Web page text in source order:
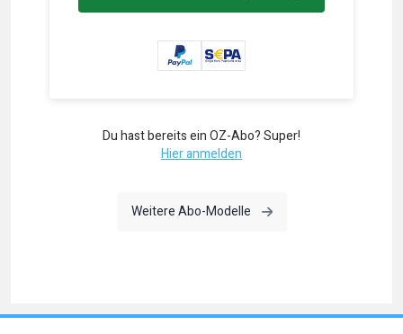
Du hast bereits ein OZ-Abo? Super!
Hier anmelden
Weitere Abo-Modelle